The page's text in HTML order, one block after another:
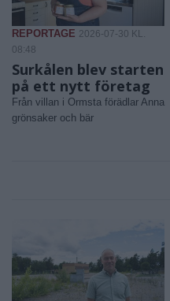
REPORTAGE 2026-07-30 KL.
08:48
Surkålen blev starten
på ett nytt företag
Från villan i Ormsta förädlar Anna
grönsaker och bär